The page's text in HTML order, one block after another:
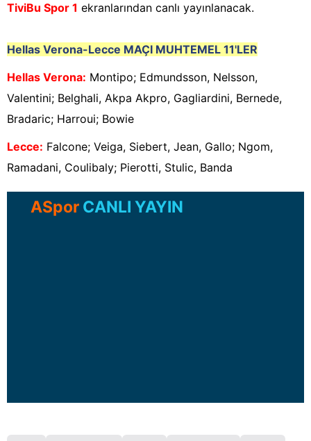
TiviBu Spor 1 ekranlarından canlı yayınlanacak.
Hellas Verona-Lecce MAÇI MUHTEMEL 11'LER
Hellas Verona: Montipo; Edmundsson, Nelsson,
Valentini; Belghali, Akpa Akpro, Gagliardini, Bernede,
Bradaric; Harroui; Bowie
Lecce: Falcone; Veiga, Siebert, Jean, Gallo; Ngom,
Ramadani, Coulibaly; Pierotti, Stulic, Banda
ASpor CANLI YAYIN